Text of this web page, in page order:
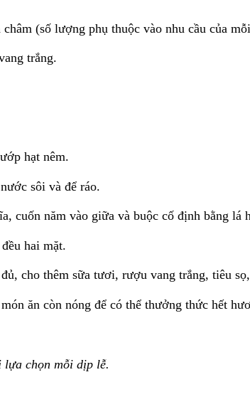
(số lượng phụ thuộc vào nhu cầu của
trắng.
hạt nêm.
sôi và để ráo.
cuốn năm vào giữa và buộc cố định bằng lá
hai mặt.
cho thêm sữa tươi, rượu vang trắng, tiêu
ăn còn nóng để có thể thưởng thức hết
lựa chọn mỗi dịp lễ.